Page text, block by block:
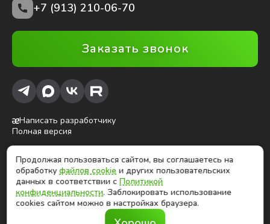
+7 (913) 210-06-70
Заказать звонок
Написать разработчику
Полная версия
ⓒ Глобалтек, 2026
Цены на сайте не являются публичной офертой
Продолжая использовать сайт, вы соглашаетесь на
Продолжая пользоваться сайтом, вы соглашаетесь на
обработкуфайлов cookie и других пользовательских
данных в соответствии сПолитикой
конфиденциальности. Заблокировать использование
cookies сайтом можно в настройках браузера.